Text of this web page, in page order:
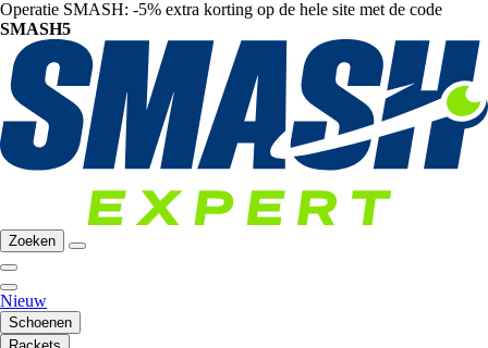
Operatie SMASH: -5% extra korting op de hele site met de code
SMASH5
Zoeken
Nieuw
Schoenen